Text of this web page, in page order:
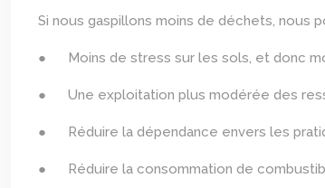
Si nous gaspillons moins de déchets, nous
● Moins de stress sur les sols, et donc
● Une exploitation plus modérée des
● Réduire la dépendance envers les
● Réduire la consommation de